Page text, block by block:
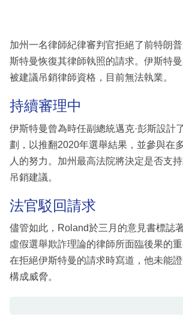
區
加州一名律師紀律審判官拒絕了前特朗
斯特曼恢復其律師執照的請求。伊斯特
被建議吊銷律師資格，目前無法執業。
持續審理中
伊斯特曼曾為時任副總統邁克·彭斯設計
劃，以推翻2020年選舉結果，並參與在
人的努力。加州最高法院將決定是否支
吊銷建議。
法官駁回請求
儘管如此，Roland於三月的意見書標誌
虛假選舉欺詐理論的律師所面臨後果的
在拒絕伊斯特曼的請求時寫道，他未能
構成威脅。